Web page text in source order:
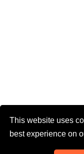
This website uses
best experience on